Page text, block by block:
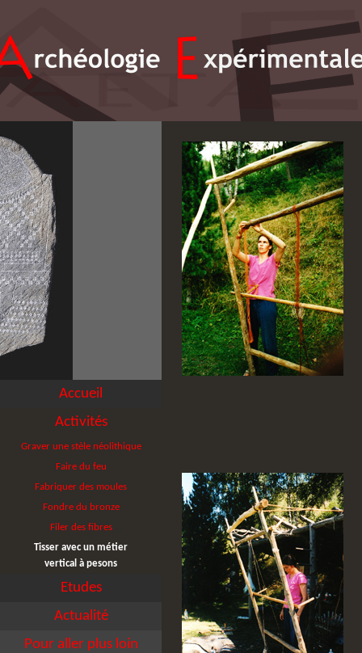
Accueil
Activités
Graver une stèle néolithique
Faire du feu
Fabriquer des moules
Fondre du bronze
Filer des fibres
Tisser avec un métier
vertical à pesons
Etudes
Actualité
Pour aller plus loin